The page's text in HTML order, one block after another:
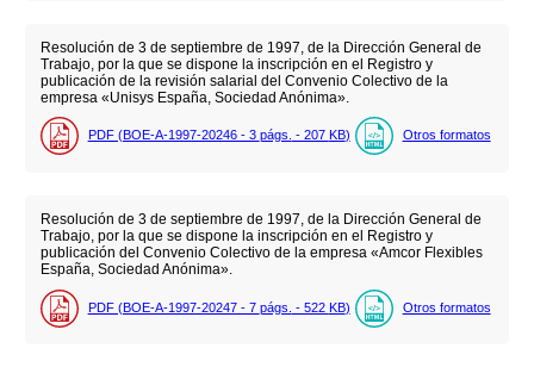
Resolución de 3 de septiembre de 1997, de la Dirección General de
Trabajo, por la que se dispone la inscripción en el Registro y
publicación de la revisión salarial del Convenio Colectivo de la
empresa «Unisys España, Sociedad Anónima».
PDF (BOE-A-1997-20246 - 3 págs. - 207 KB) Otros formatos
Resolución de 3 de septiembre de 1997, de la Dirección General de
Trabajo, por la que se dispone la inscripción en el Registro y
publicación del Convenio Colectivo de la empresa «Amcor Flexibles
España, Sociedad Anónima».
PDF (BOE-A-1997-20247 - 7 págs. - 522 KB) Otros formatos